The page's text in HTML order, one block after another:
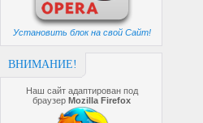
Установить блок на свой Сайт!
ВНИМАНИЕ!
Наш сайт адаптирован под
браузерMozilla Firefox